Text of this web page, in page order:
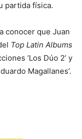
partida física.
conocer que Juan
Top Latin Albums
‘Los Dúo 2’ y
Magallanes’.